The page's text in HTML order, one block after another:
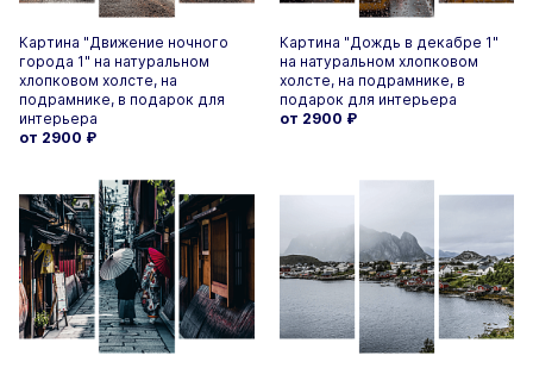
Картина "Движение ночного
города 1" на натуральном
хлопковом холсте, на
подрамнике, в подарок для
интерьера
от 2900 ₽
Картина "Дождь в декабре 1"
на натуральном хлопковом
холсте, на подрамнике, в
подарок для интерьера
от 2900 ₽